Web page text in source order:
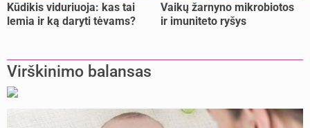
Kūdikis viduriuoja: kas tai
lemia ir ką daryti tėvams?
Vaikų žarnyno mikrobiotos
ir imuniteto ryšys
Virškinimo balansas